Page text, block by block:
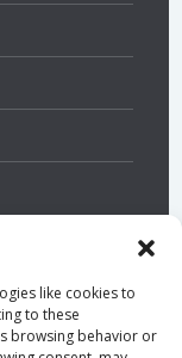
like cookies to
to these
browsing behavior or